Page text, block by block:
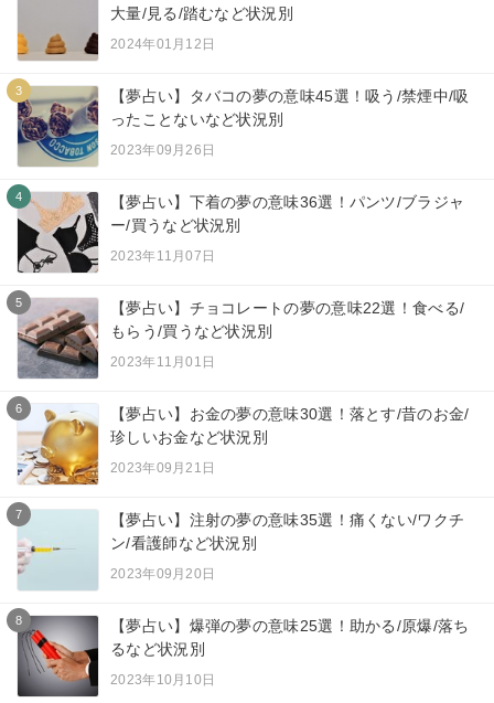
大量/見る/踏むなど状況別
2024年01月12日
3
【夢占い】タバコの夢の意味45選！吸う/禁煙中/吸
ったことないなど状況別
2023年09月26日
4
【夢占い】下着の夢の意味36選！パンツ/ブラジャ
ー/買うなど状況別
2023年11月07日
5
【夢占い】チョコレートの夢の意味22選！食べる/
もらう/買うなど状況別
2023年11月01日
6
【夢占い】お金の夢の意味30選！落とす/昔のお金/
珍しいお金など状況別
2023年09月21日
7
【夢占い】注射の夢の意味35選！痛くない/ワクチ
ン/看護師など状況別
2023年09月20日
8
【夢占い】爆弾の夢の意味25選！助かる/原爆/落ち
るなど状況別
2023年10月10日